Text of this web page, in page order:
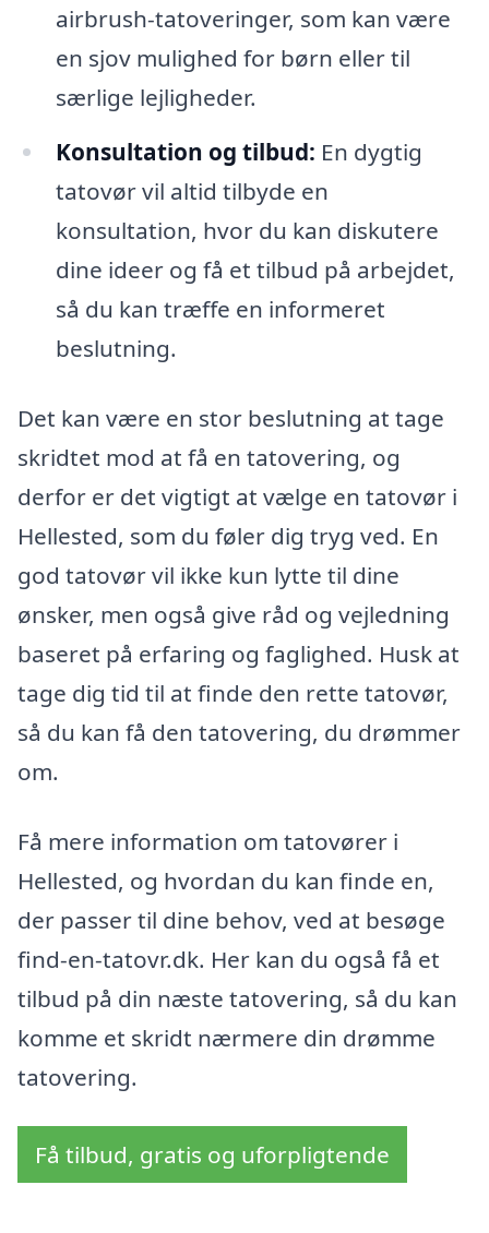
airbrush-tatoveringer, som kan være
en sjov mulighed for børn eller til
særlige lejligheder.
Konsultation og tilbud: En dygtig
tatovør vil altid tilbyde en
konsultation, hvor du kan diskutere
dine ideer og få et tilbud på arbejdet,
så du kan træffe en informeret
beslutning.
Det kan være en stor beslutning at tage
skridtet mod at få en tatovering, og
derfor er det vigtigt at vælge en tatovør i
Hellested, som du føler dig tryg ved. En
god tatovør vil ikke kun lytte til dine
ønsker, men også give råd og vejledning
baseret på erfaring og faglighed. Husk at
tage dig tid til at finde den rette tatovør,
så du kan få den tatovering, du drømmer
om.
Få mere information om tatovører i
Hellested, og hvordan du kan finde en,
der passer til dine behov, ved at besøge
find-en-tatovr.dk. Her kan du også få et
tilbud på din næste tatovering, så du kan
komme et skridt nærmere din drømme
tatovering.
Få tilbud, gratis og uforpligtende